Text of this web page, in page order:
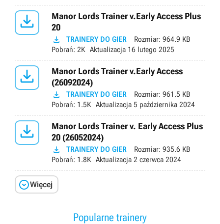

Manor Lords Trainer v.Early Access Plus
20
 TRAINERY DO GIER Rozmiar: 964.9 KB
Pobrań: 2K Aktualizacja 16 lutego 2025

Manor Lords Trainer v.Early Access
(26092024)
 TRAINERY DO GIER Rozmiar: 961.5 KB
Pobrań: 1.5K Aktualizacja 5 października 2024

Manor Lords Trainer v. Early Access Plus
20 (26052024)
 TRAINERY DO GIER Rozmiar: 935.6 KB
Pobrań: 1.8K Aktualizacja 2 czerwca 2024
Więcej
Popularne trainery